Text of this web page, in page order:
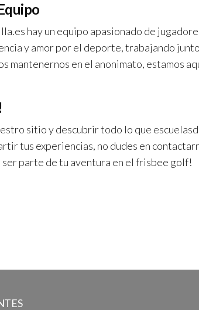
hay un equipo apasionado de
y amor por el deporte, trabajando
mantenernos en el anonimato, estamos
sitio y descubrir todo lo que
tus experiencias, no dudes en
ser parte de tu aventura en el frisbee golf!